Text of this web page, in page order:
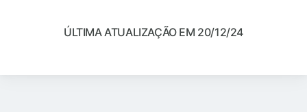
ÚLTIMA ATUALIZAÇÃO EM 20/12/24